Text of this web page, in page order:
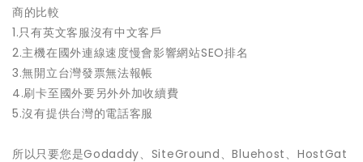
商的比較
1.只有英文客服沒有中文客戶
2.主機在國外連線速度慢會影響網站SEO排名
3.無開立台灣發票無法報帳
4.刷卡至國外要另外外加收續費
5.沒有提供台灣的電話客服
所以只要您是Godaddy、SiteGround、Bluehost、HostGat